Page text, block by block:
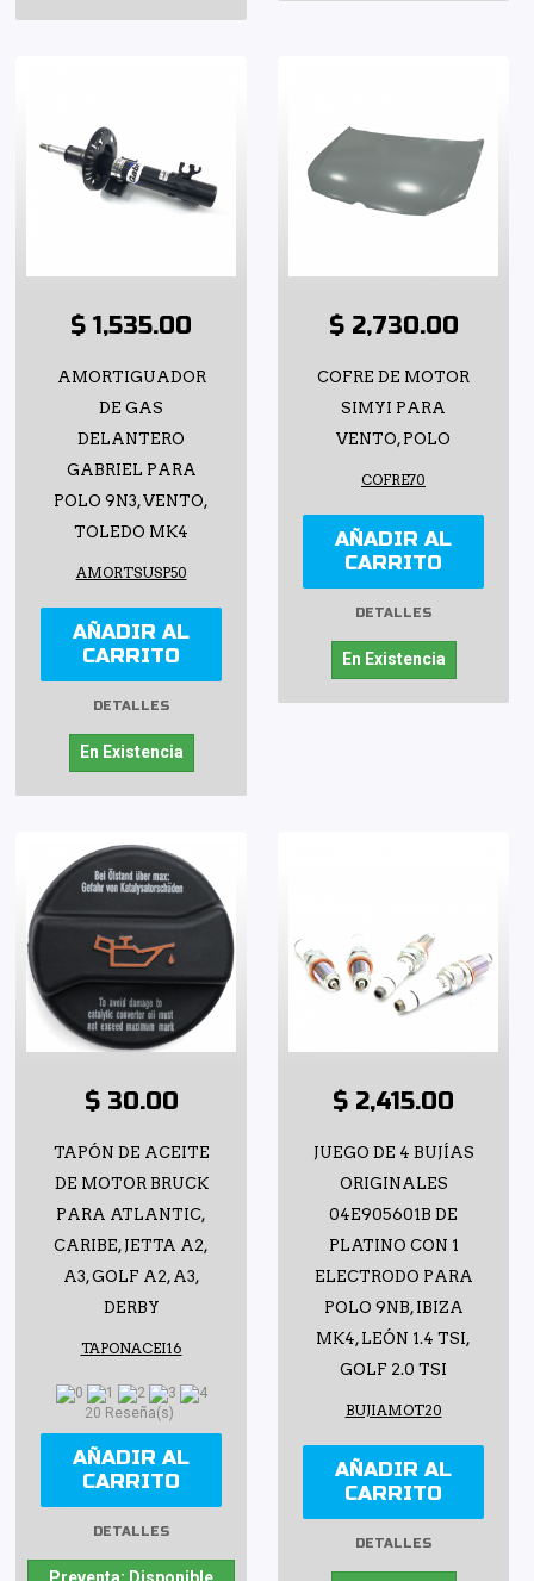
$ 1,535.00
AMORTIGUADOR
DE GAS
DELANTERO
GABRIEL PARA
POLO 9N3, VENTO,
TOLEDO MK4
AMORTSUSP50
AÑADIR AL
CARRITO
DETALLES
En Existencia
$ 2,730.00
COFRE DE MOTOR
SIMYI PARA
VENTO, POLO
COFRE70
AÑADIR AL
CARRITO
DETALLES
En Existencia
$ 30.00
TAPÓN DE ACEITE
DE MOTOR BRUCK
PARA ATLANTIC,
CARIBE, JETTA A2,
A3, GOLF A2, A3,
DERBY
TAPONACEI16
20 Reseña(s)
AÑADIR AL
CARRITO
DETALLES
Preventa: Disponible
$ 2,415.00
JUEGO DE 4 BUJÍAS
ORIGINALES
04E905601B DE
PLATINO CON 1
ELECTRODO PARA
POLO 9NB, IBIZA
MK4, LEÓN 1.4 TSI,
GOLF 2.0 TSI
BUJIAMOT20
AÑADIR AL
CARRITO
DETALLES